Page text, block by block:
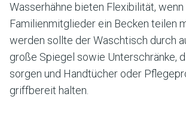
Wasserhähne bieten Flexibilität,
Familienmitglieder ein Becken teilen
werden sollte der Waschtisch durch
große Spiegel sowie Unterschränke,
sorgen und Handtücher oder
griffbereit halten.